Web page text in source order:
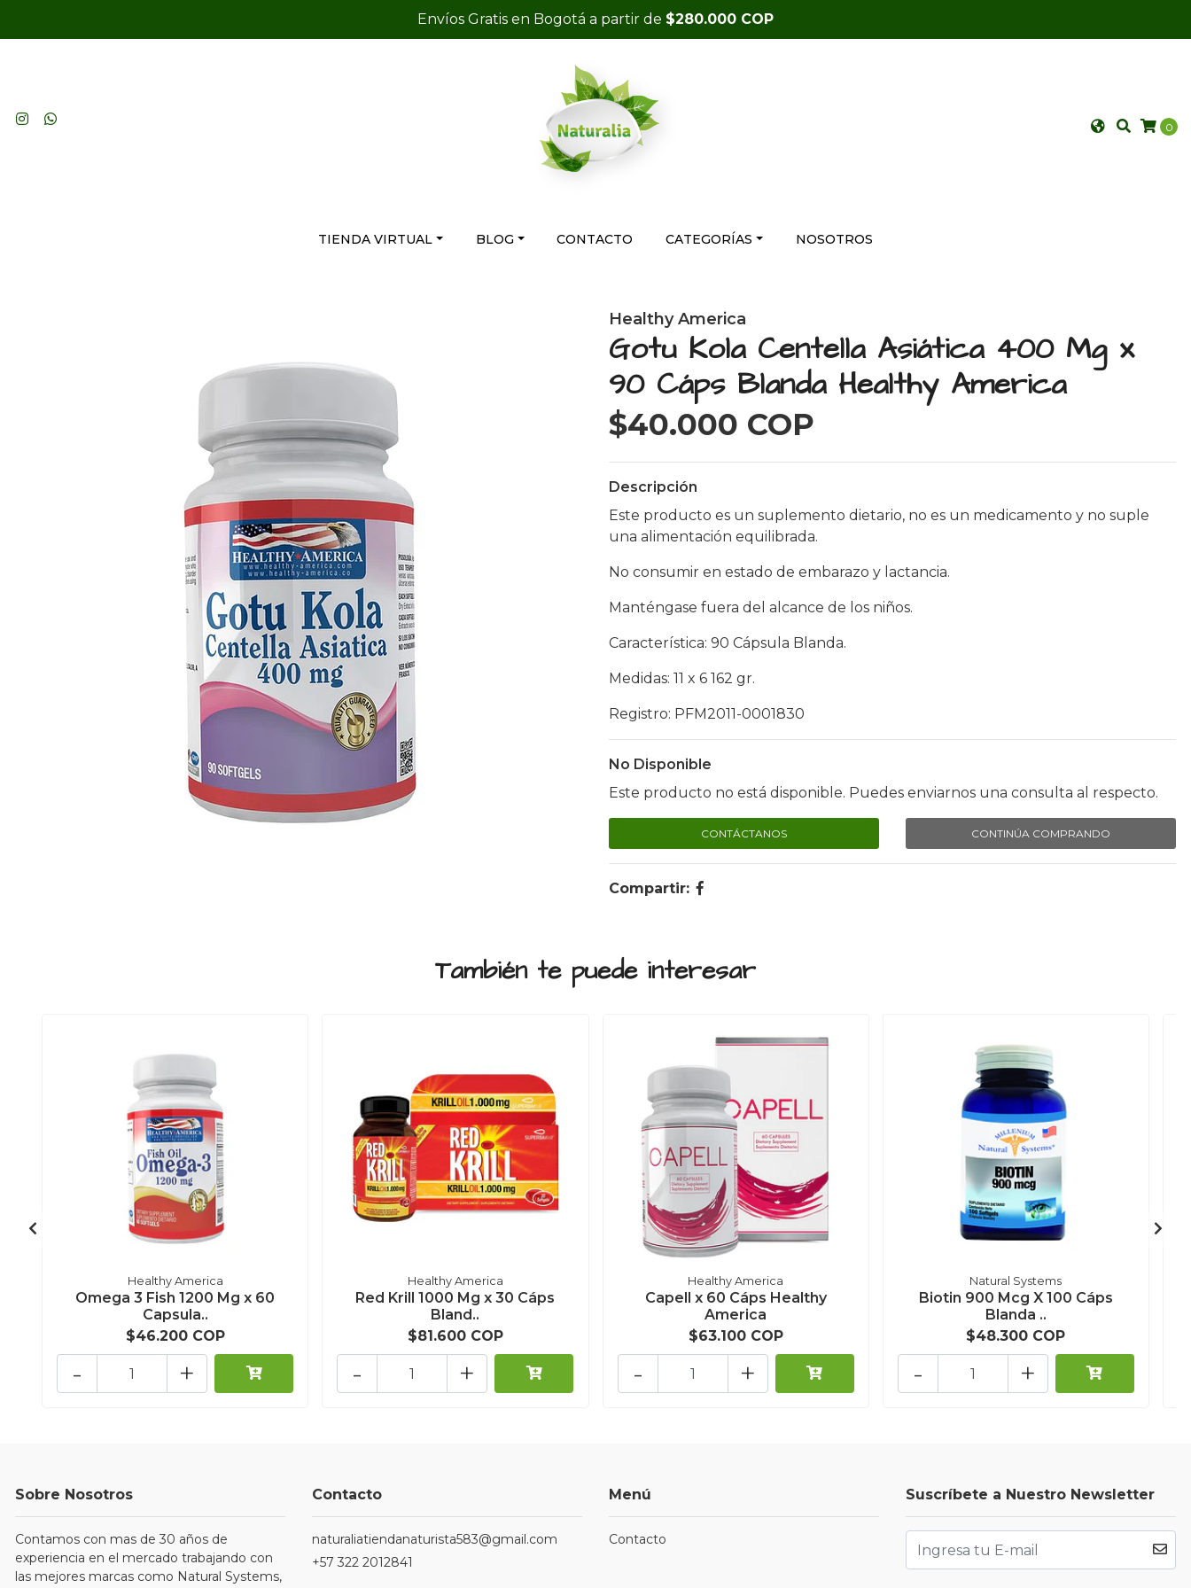
Envíos Gratis en Bogotá a partir de $280.000 COP
0
TIENDA VIRTUAL BLOG CONTACTO CATEGORÍAS NOSOTROS
Healthy America
Gotu Kola Centella Asiática 400 Mg x
90 Cáps Blanda Healthy America
$40.000 COP
Descripción
Este producto es un suplemento dietario, no es un medicamento y no suple
una alimentación equilibrada.
No consumir en estado de embarazo y lactancia.
Manténgase fuera del alcance de los niños.
Característica: 90 Cápsula Blanda.
Medidas: 11 x 6 162 gr.
Registro: PFM2011-0001830
No Disponible
Este producto no está disponible. Puedes enviarnos una consulta al respecto.
CONTÁCTANOS CONTINÚA COMPRANDO
Compartir:
También te puede interesar
Healthy America
Omega 3 Fish 1200 Mg x 60
Capsula..
$46.200 COP
+
-
Healthy America
Red Krill 1000 Mg x 30 Cáps
Bland..
$81.600 COP
+
-
Healthy America
Capell x 60 Cáps Healthy
America
$63.100 COP
+
-
Natural Systems
Biotin 900 Mcg X 100 Cáps
Blanda ..
$48.300 COP
+
-
Sobre Nosotros
Contamos con mas de 30 años de
experiencia en el mercado trabajando con
las mejores marcas como Natural Systems,
Contacto
naturaliatiendanaturista583@gmail.com
+57 322 2012841
Menú
Contacto
Suscríbete a Nuestro Newsletter